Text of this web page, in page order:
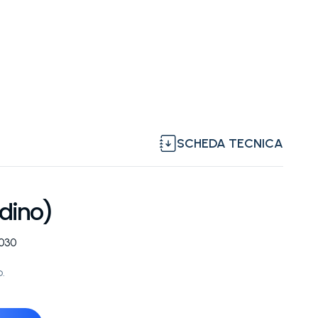
SCHEDA TECNICA